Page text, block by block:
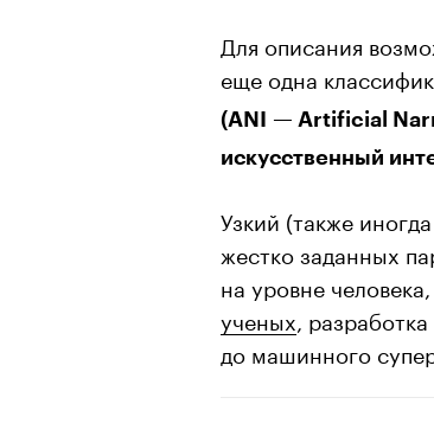
Для описания
еще одна
(ANI — Artificial
искусственный
Узкий (также
жестко заданных
на уровне
ученых ,
до машинного